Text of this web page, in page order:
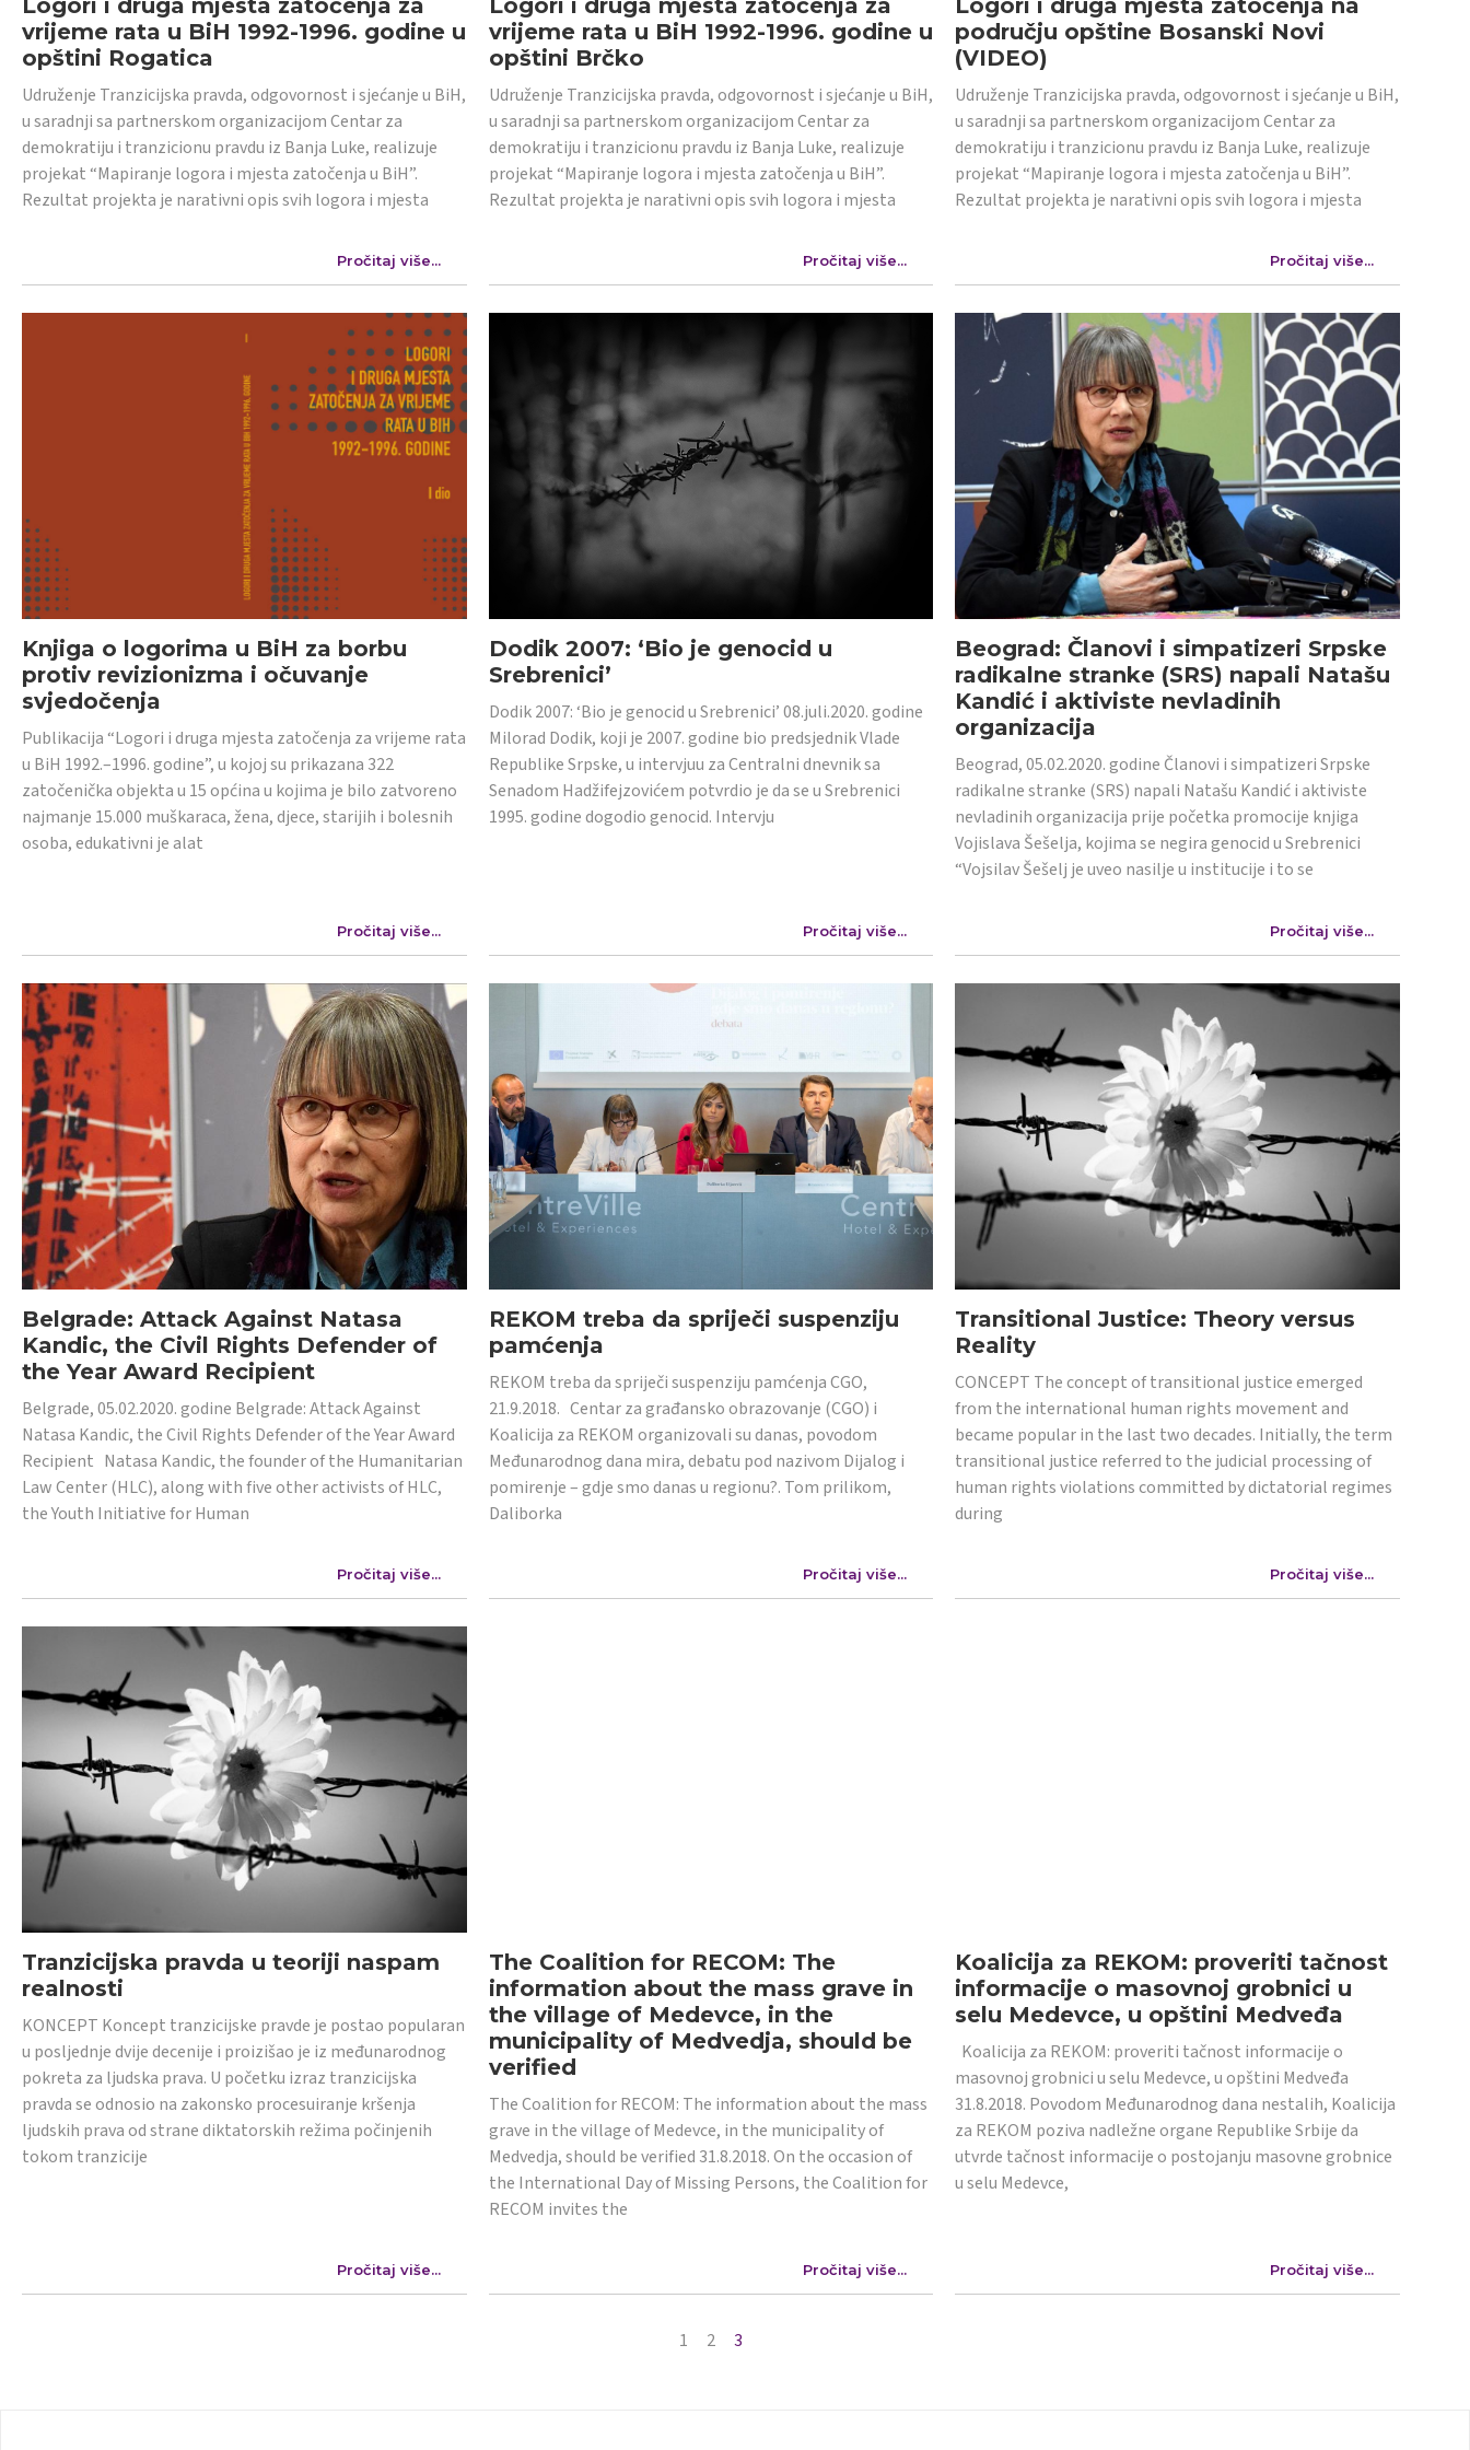
vrijeme rata u BiH 1992-1996. godine u
opštini Rogatica
Udruženje Tranzicijska pravda, odgovornost i sjećanje u BiH,
u saradnji sa partnerskom organizacijom Centar za
demokratiju i tranzicionu pravdu iz Banja Luke, realizuje
projekat “Mapiranje logora i mjesta zatočenja u BiH”.
Rezultat projekta je narativni opis svih logora i mjesta
Pročitaj više...
vrijeme rata u BiH 1992-1996. godine u
opštini Brčko
Udruženje Tranzicijska pravda, odgovornost i sjećanje u BiH,
u saradnji sa partnerskom organizacijom Centar za
demokratiju i tranzicionu pravdu iz Banja Luke, realizuje
projekat “Mapiranje logora i mjesta zatočenja u BiH”.
Rezultat projekta je narativni opis svih logora i mjesta
Pročitaj više...
području opštine Bosanski Novi
(VIDEO)
Udruženje Tranzicijska pravda, odgovornost i sjećanje u BiH,
u saradnji sa partnerskom organizacijom Centar za
demokratiju i tranzicionu pravdu iz Banja Luke, realizuje
projekat “Mapiranje logora i mjesta zatočenja u BiH”.
Rezultat projekta je narativni opis svih logora i mjesta
Pročitaj više...
Knjiga o logorima u BiH za borbu
protiv revizionizma i očuvanje
svjedočenja
Publikacija “Logori i druga mjesta zatočenja za vrijeme rata
u BiH 1992.–1996. godine”, u kojoj su prikazana 322
zatočenička objekta u 15 općina u kojima je bilo zatvoreno
najmanje 15.000 muškaraca, žena, djece, starijih i bolesnih
osoba, edukativni je alat
Pročitaj više...
Dodik 2007: ‘Bio je genocid u
Srebrenici’
Dodik 2007: ‘Bio je genocid u Srebrenici’ 08.juli.2020. godine
Milorad Dodik, koji je 2007. godine bio predsjednik Vlade
Republike Srpske, u intervjuu za Centralni dnevnik sa
Senadom Hadžifejzovićem potvrdio je da se u Srebrenici
1995. godine dogodio genocid. Intervju
Pročitaj više...
Beograd: Članovi i simpatizeri Srpske
radikalne stranke (SRS) napali Natašu
Kandić i aktiviste nevladinih
organizacija
Beograd, 05.02.2020. godine Članovi i simpatizeri Srpske
radikalne stranke (SRS) napali Natašu Kandić i aktiviste
nevladinih organizacija prije početka promocije knjiga
Vojislava Šešelja, kojima se negira genocid u Srebrenici
“Vojsilav Šešelj je uveo nasilje u institucije i to se
Pročitaj više...
Belgrade: Attack Against Natasa
Kandic, the Civil Rights Defender of
the Year Award Recipient
Belgrade, 05.02.2020. godine Belgrade: Attack Against
Natasa Kandic, the Civil Rights Defender of the Year Award
Recipient Natasa Kandic, the founder of the Humanitarian
Law Center (HLC), along with five other activists of HLC,
the Youth Initiative for Human
Pročitaj više...
REKOM treba da spriječi suspenziju
pamćenja
REKOM treba da spriječi suspenziju pamćenja CGO,
21.9.2018. Centar za građansko obrazovanje (CGO) i
Koalicija za REKOM organizovali su danas, povodom
Međunarodnog dana mira, debatu pod nazivom Dijalog i
pomirenje – gdje smo danas u regionu?. Tom prilikom,
Daliborka
Pročitaj više...
Transitional Justice: Theory versus
Reality
CONCEPT The concept of transitional justice emerged
from the international human rights movement and
became popular in the last two decades. Initially, the term
transitional justice referred to the judicial processing of
human rights violations committed by dictatorial regimes
during
Pročitaj više...
Tranzicijska pravda u teoriji naspam
realnosti
KONCEPT Koncept tranzicijske pravde je postao popularan
u posljednje dvije decenije i proizišao je iz međunarodnog
pokreta za ljudska prava. U početku izraz tranzicijska
pravda se odnosio na zakonsko procesuiranje kršenja
ljudskih prava od strane diktatorskih režima počinjenih
tokom tranzicije
Pročitaj više...
The Coalition for RECOM: The
information about the mass grave in
the village of Medevce, in the
municipality of Medvedja, should be
verified
The Coalition for RECOM: The information about the mass
grave in the village of Medevce, in the municipality of
Medvedja, should be verified 31.8.2018. On the occasion of
the International Day of Missing Persons, the Coalition for
RECOM invites the
Pročitaj više...
Koalicija za REKOM: proveriti tačnost
informacije o masovnoj grobnici u
selu Medevce, u opštini Medveđa
Koalicija za REKOM: proveriti tačnost informacije o
masovnoj grobnici u selu Medevce, u opštini Medveđa
31.8.2018. Povodom Međunarodnog dana nestalih, Koalicija
za REKOM poziva nadležne organe Republike Srbije da
utvrde tačnost informacije o postojanju masovne grobnice
u selu Medevce,
Pročitaj više...
1 2 3